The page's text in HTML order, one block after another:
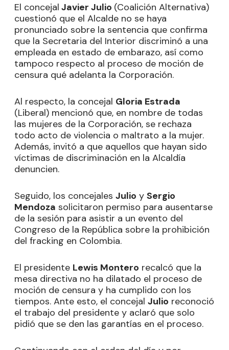
El concejal Javier Julio (Coalición Alternativa)
cuestionó que el Alcalde no se haya
pronunciado sobre la sentencia que confirma
que la Secretaria del Interior discriminó a una
empleada en estado de embarazo, así como
tampoco respecto al proceso de moción de
censura qué adelanta la Corporación.
Al respecto, la concejal Gloria Estrada
(Liberal) mencionó que, en nombre de todas
las mujeres de la Corporación, se rechaza
todo acto de violencia o maltrato a la mujer.
Además, invitó a que aquellos que hayan sido
víctimas de discriminación en la Alcaldía
denuncien.
Seguido, los concejales Julio y Sergio
Mendoza solicitaron permiso para ausentarse
de la sesión para asistir a un evento del
Congreso de la República sobre la prohibición
del fracking en Colombia.
El presidente Lewis Montero recalcó que la
mesa directiva no ha dilatado el proceso de
moción de censura y ha cumplido con los
tiempos. Ante esto, el concejal Julio reconoció
el trabajo del presidente y aclaró que solo
pidió que se den las garantías en el proceso.